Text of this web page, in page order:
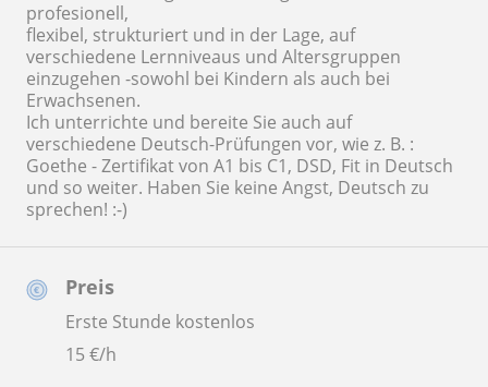
Preis
Erste Stunde kostenlos
15€/h
profesionell,
flexibel, strukturiert und in der Lage, auf
verschiedene Lernniveaus und Altersgruppen
einzugehen -sowohl bei Kindern als auch bei
Erwachsenen.
Ich unterrichte und bereite Sie auch auf
verschiedene Deutsch-Prüfungen vor, wie z. B. :
Goethe - Zertifikat von A1 bis C1, DSD, Fit in Deutsch
und so weiter. Haben Sie keine Angst, Deutsch zu
sprechen! :-)